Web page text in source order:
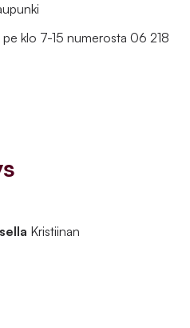
klo 7-15 numerosta 06 218
Kristiinan